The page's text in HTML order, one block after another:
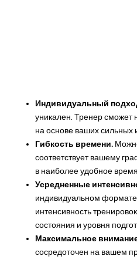
Индивидуальный
уникален. Тренер сможет
на основе ваших сильных
Гибкость времени.
соответствует вашему
в наиболее удобное время.
Усредненные
индивидуальном
интенсивность
состояния и уровня
Максимальное
сосредоточен на вашем